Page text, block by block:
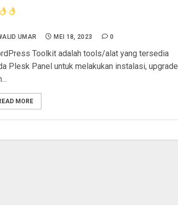
UMAR MEI 18, 2023 0
Toolkit adalah tools/alat yang tersedia
Plesk Panel untuk melakukan instalasi, upgrade
MORE